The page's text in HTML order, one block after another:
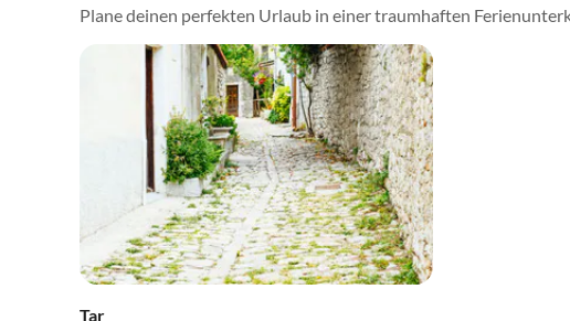
Plane deinen perfekten Urlaub in einer traumhaften
Tar